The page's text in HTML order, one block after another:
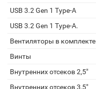
USB 3.2 Gen 1 Type-A
USB 3.2 Gen 1 Type-A.
Вентиляторы в комплекте
Винты
Внутренних отсеков 2,5"
Внутренних отсеков 3,5"